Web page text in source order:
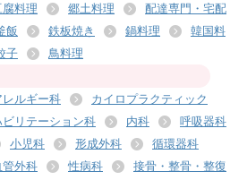
腐料理 郷土料理
配達専門・宅配
飯 鉄板焼き 鍋料理
韓国料
子 鳥料理
レルギー科
カイロプラクティック
ビリテーション科 内科
呼吸器科
小児科 形成外科
循環器科
外科 性病科
接骨・整骨・整復